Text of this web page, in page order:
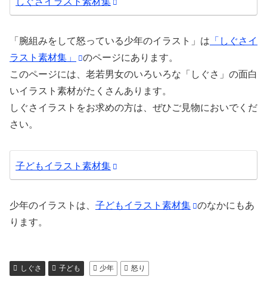
「腕組みをして怒っている少年のイラスト」は 「しぐさイ
ラスト素材集」
のページにあります。
このページには、老若男女のいろいろな「しぐさ」の面白
いイラスト素材がたくさんあります。
しぐさイラストをお求めの方は、ぜひご見物においでくだ
さい。
子どもイラスト素材集
少年のイラストは、 子どもイラスト素材集
のなかにもあ
ります。
しぐさ 子ども 少年 怒り